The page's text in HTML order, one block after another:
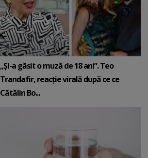
„Și-a găsit o muză de 18 ani”. Teo
Trandafir, reacție virală după ce ce
Cătălin Bo...